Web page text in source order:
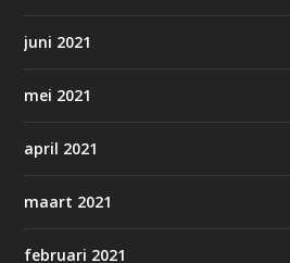
juni 2021
mei 2021
april 2021
maart 2021
februari 2021